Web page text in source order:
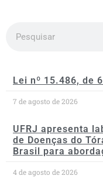
Lei nº 15.486, de
7 de agosto de 2026
UFRJ apresenta
de Doenças do
Brasil para
4 de agosto de 2026